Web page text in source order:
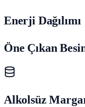
Enerji Dağılımı
Öne Çıkan
Alkolsüz